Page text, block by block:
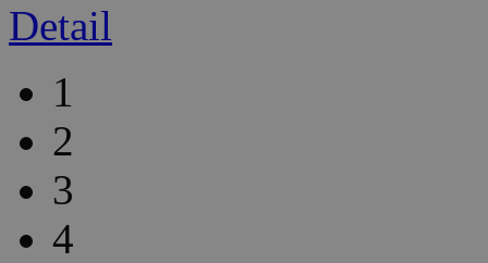
Detail
1
2
3
4